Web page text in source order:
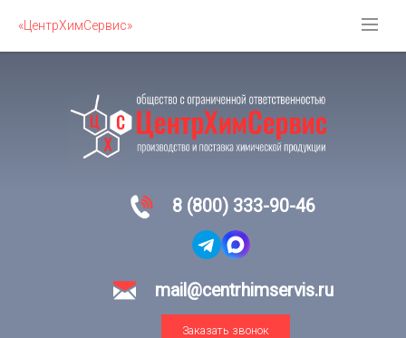
«ЦентрХимСервис»
8 (800) 333-90-46
mail@centrhimservis.ru
Заказать звонок